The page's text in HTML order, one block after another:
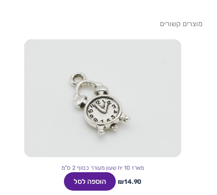
מוצרים קשורים
מארז 10 יח שעון מעורר כסוף 2 ס"מ
₪14.90 הוספה לסל